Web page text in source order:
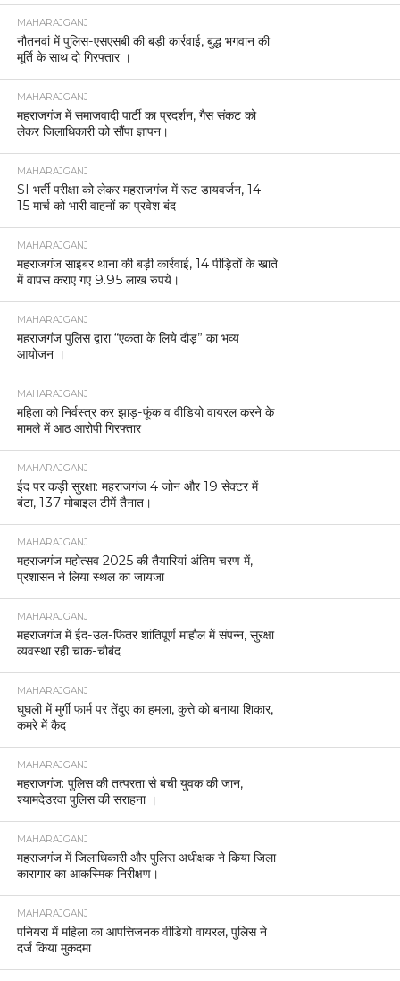
MAHARAJGANJ
नौतनवां में पुलिस-एसएसबी की बड़ी कार्रवाई, बुद्ध भगवान की
मूर्ति के साथ दो गिरफ्तार ।
MAHARAJGANJ
महराजगंज में समाजवादी पार्टी का प्रदर्शन, गैस संकट को
लेकर जिलाधिकारी को सौंपा ज्ञापन।
MAHARAJGANJ
SI भर्ती परीक्षा को लेकर महराजगंज में रूट डायवर्जन, 14–
15 मार्च को भारी वाहनों का प्रवेश बंद
MAHARAJGANJ
महराजगंज साइबर थाना की बड़ी कार्रवाई, 14 पीड़ितों के खाते
में वापस कराए गए 9.95 लाख रुपये।
MAHARAJGANJ
महराजगंज पुलिस द्वारा “एकता के लिये दौड़” का भव्य
आयोजन ।
MAHARAJGANJ
महिला को निर्वस्त्र कर झाड़-फूंक व वीडियो वायरल करने के
मामले में आठ आरोपी गिरफ्तार
MAHARAJGANJ
ईद पर कड़ी सुरक्षा: महराजगंज 4 जोन और 19 सेक्टर में
बंटा, 137 मोबाइल टीमें तैनात।
MAHARAJGANJ
महराजगंज महोत्सव 2025 की तैयारियां अंतिम चरण में,
प्रशासन ने लिया स्थल का जायजा
MAHARAJGANJ
महराजगंज में ईद-उल-फितर शांतिपूर्ण माहौल में संपन्न, सुरक्षा
व्यवस्था रही चाक-चौबंद
MAHARAJGANJ
घुघली में मुर्गी फार्म पर तेंदुए का हमला, कुत्ते को बनाया शिकार,
कमरे में कैद
MAHARAJGANJ
महराजगंज: पुलिस की तत्परता से बची युवक की जान,
श्यामदेउरवा पुलिस की सराहना ।
MAHARAJGANJ
महराजगंज में जिलाधिकारी और पुलिस अधीक्षक ने किया जिला
कारागार का आकस्मिक निरीक्षण।
MAHARAJGANJ
पनियरा में महिला का आपत्तिजनक वीडियो वायरल, पुलिस ने
दर्ज किया मुकदमा